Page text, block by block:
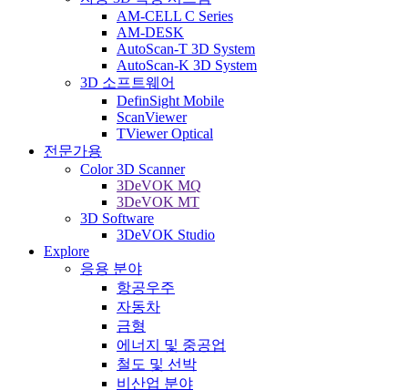
AM-CELL C Series
AM-DESK
AutoScan-T 3D System
AutoScan-K 3D System
3D 소프트웨어
DefinSight Mobile
ScanViewer
TViewer Optical
전문가용
Color 3D Scanner
3DeVOK MQ
3DeVOK MT
3D Software
3DeVOK Studio
Explore
응용 분야
항공우주
자동차
금형
에너지 및 중공업
철도 및 선박
비산업 분야